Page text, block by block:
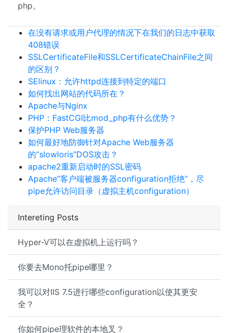
Intereting Posts
Hyper-V可以在虚拟机上运行吗？
你要去Mono托pipe哪里？
我可以对IIS 7.5进行哪些configuration以使其更安
全？
你如何pipe理软件的本地叉？
php。
在没有请求或用户代理的情况下在我们的日志中获取
408错误
SSLCertificateFile和SSLCertificateChainFile之间
的区别？
SElinux：允许httpd连接到特定的端口
如何找出网站的代码所在？
Apache与Nginx
PHP：FastCGI比mod_php有什么优势？
保护PHP Web服务器
如何最好地防御针对Apache Web服务器
的“slowloris”DOS攻击？
apache2重新启动时的SSL密码
Apache“客户端被服务器configuration拒绝”，尽
pipe允许访问目录（虚拟主机configuration）